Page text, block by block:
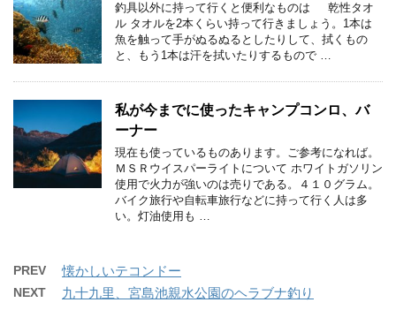
釣具以外に持って行くと便利なものは 乾性タオ
ル タオルを2本くらい持って行きましょう。1本は
魚を触って手がぬるぬるとしたりして、拭くもの
と、もう1本は汗を拭いたりするもので …
私が今までに使ったキャンプコンロ、バ
ーナー
現在も使っているものあります。ご参考になれば。
ＭＳＲウイスパーライトについて ホワイトガソリン
使用で火力が強いのは売りである。４１０グラム。
バイク旅行や自転車旅行などに持って行く人は多
い。灯油使用も …
PREV 懐かしいテコンドー
NEXT 九十九里、宮島池親水公園のヘラブナ釣り